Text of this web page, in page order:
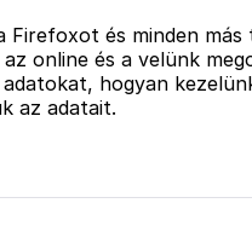
Firefoxot és minden
az online és a velünk
adatokat, hogyan
az adatait.